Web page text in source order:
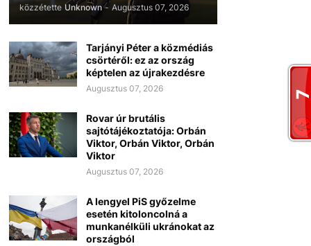
közzétette Unknown - Augusztus 07, 2026
Tarjányi Péter a közmédiás
csörtéről: ez az ország
képtelen az újrakezdésre
Augusztus 07, 2026
Rovar úr brutális
sajtótájékoztatója: Orbán
Viktor, Orbán Viktor, Orbán
Viktor
Augusztus 07, 2026
A lengyel PiS győzelme
esetén kitoloncolná a
munkanélküli ukránokat az
országból